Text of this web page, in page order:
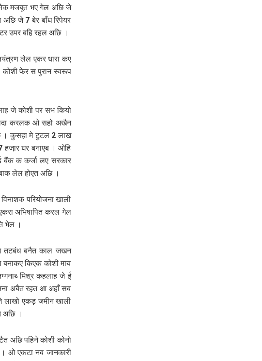
मजबूत भए गेल अछि जे
जे 7 बेर बॉंध रिपेयर
उपर बहि रहल अछि ।
लेल एकर धारा कए
फेर स पुरान स्‍वरूप
जे कोशी पर सभ कियो
करलक ओ सहो अखैन
। कुसहा मे टुटल 2 लाख
घर बनाएब । ओहि
बैंक क कर्जा लए सरकार
लेल होएत अछि ।
परियोजना खाली
अभिषापित करल गेल
भेल ।
जे तटबंध बनैत काल जखन
किएक कोशी माय
मिश्र कहलाह जे ई
अबैत रहत आ अहाँ सब
लाखो एकड़ जमीन खाली
अछि ।
अछि पहिने कोशी कोनो
ओ एकटा नब जानकारी